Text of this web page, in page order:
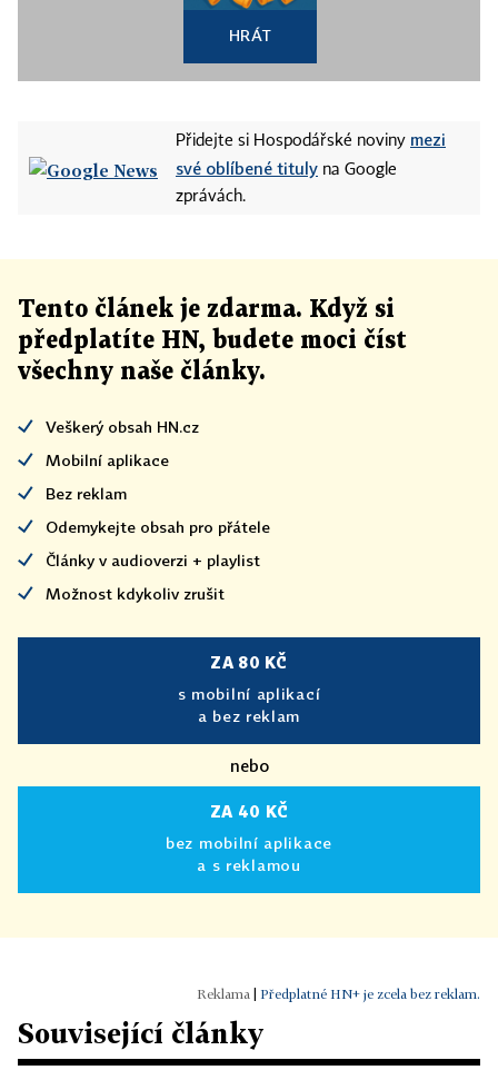
HRÁT
Přidejte si Hospodářské noviny mezi
své oblíbené tituly na Google
zprávách.
Tento článek je zdarma. Když si
předplatíte HN, budete moci číst
všechny naše články.
Veškerý obsah HN.cz
Mobilní aplikace
Bez reklam
Odemykejte obsah pro přátele
Články v audioverzi + playlist
Možnost kdykoliv zrušit
ZA 80 KČ
s mobilní aplikací
a bez reklam
nebo
ZA 40 KČ
bez mobilní aplikace
a s reklamou
Předplatné HN+ je zcela bez reklam.
Související články